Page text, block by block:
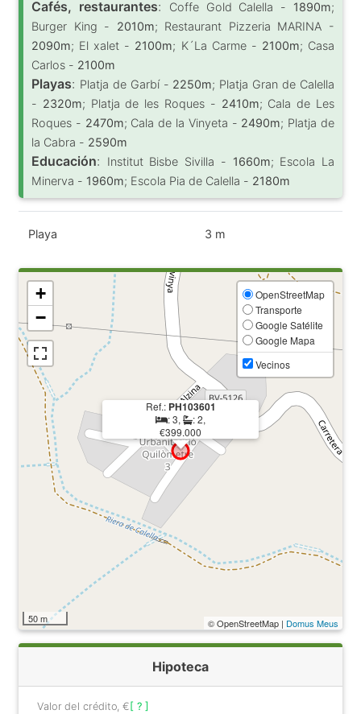
Cafés, restaurantes: Coffe Gold Calella - 1890m;
Burger King - 2010m; Restaurant Pizzeria MARINA -
2090m; El xalet - 2100m; K´La Carme - 2100m; Casa
Carlos - 2100m
Playas: Platja de Garbí - 2250m; Platja Gran de Calella
- 2320m; Platja de les Roques - 2410m; Cala de Les
Roques - 2470m; Cala de la Vinyeta - 2490m; Platja de
la Cabra - 2590m
Educación: Institut Bisbe Sivilla - 1660m; Escola La
Minerva - 1960m; Escola Pia de Calella - 2180m
Playa 3 m
Ref.: PH103601
: 3,
: 2,
€399.000
+
−
OpenStreetMap
Transporte
Google Satélite
Google Mapa
Vecinos
50 m © OpenStreetMap | Domus Meus
Hipoteca
Valor del crédito, €[ ? ]